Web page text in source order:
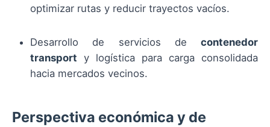
optimizar rutas y reducir trayectos vacíos.
Desarrollo de servicios de contenedor
transport y logística para carga consolidada
hacia mercados vecinos.
Perspectiva económica y de